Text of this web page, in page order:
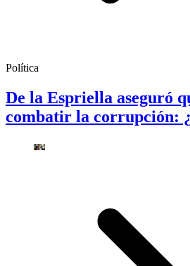
Política
De la Espriella aseguró
combatir la corrupción: